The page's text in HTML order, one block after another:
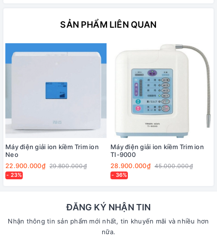
SẢN PHẨM LIÊN QUAN
Máy điện giải ion kiềm Trim ion
Neo
22.900.000₫ 29.800.000₫
- 23%
Máy điện giải ion kiềm Trim ion
TI-9000
28.900.000₫ 45.000.000₫
- 36%
ĐĂNG KÝ NHẬN TIN
Nhận thông tin sản phẩm mới nhất, tin khuyến mãi và nhiều hơn
nữa.